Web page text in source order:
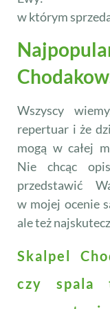
w którym
Wszyscy
repertuar i że
mogą w całej
Nie chcąc
przedstawić
w mojej ocenie
ale też
Skalpel
czy spala